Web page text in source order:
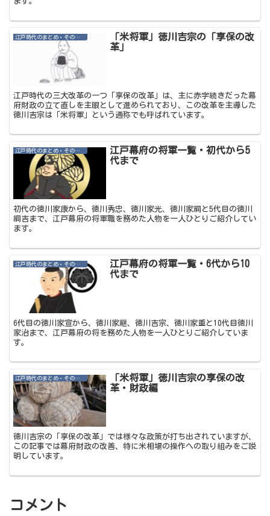
江戸時代のまとめ・その他記事
「米将軍」徳川吉宗の「享保の改
革」
江戸時代の三大改革の一つ「享保の改革」は、主に赤字続きだった幕
府財政の立て直しを主眼として進められており、この改革を主導した
徳川吉宗は「米将軍」という通称でも呼ばれています。
江戸時代のまとめ・その他記事
江戸幕府の将軍一覧・初代から5
代まで
初代の徳川家康から、徳川秀忠、徳川家光、徳川家綱と5代目の徳川
綱吉まで、江戸幕府の将軍職を務めた人物を一人ひとりご紹介してい
ます。
江戸時代のまとめ・その他記事
江戸幕府の将軍一覧・6代から10
代まで
6代目の徳川家宣から、徳川家継、徳川吉宗、徳川家重と10代目徳川
家治まで、江戸幕府の将を務めた人物を一人ひとりご紹介していま
す。
江戸時代のまとめ・その他記事
「米将軍」徳川吉宗の享保の改
革・財政編
徳川吉宗の「享保の改革」では様々な政策が打ち出されていますが、
この記事では幕府財政の改善、特に米相場の操作への取り組みをご説
明しています。
コメント